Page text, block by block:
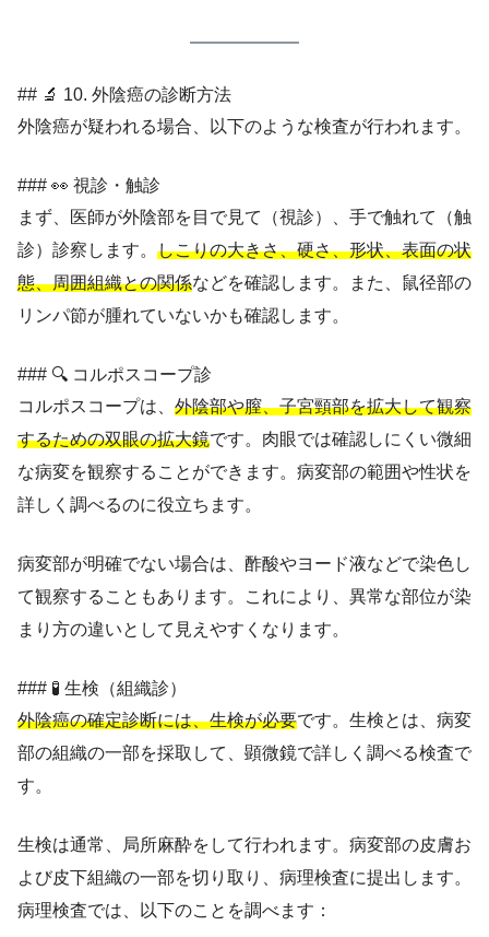
## 🔬 10. 外陰癌の診断方法
外陰癌が疑われる場合、以下のような検査が行われます。
### 👀 視診・触診
まず、医師が外陰部を目で見て（視診）、手で触れて（触
診）診察します。 しこりの大きさ、硬さ、形状、表面の状
態、周囲組織との関係などを確認します。また、鼠径部の
リンパ節が腫れていないかも確認します。
### 🔍 コルポスコープ診
コルポスコープは、 外陰部や膣、子宮頸部を拡大して観察
するための双眼の拡大鏡です。肉眼では確認しにくい微細
な病変を観察することができます。病変部の範囲や性状を
詳しく調べるのに役立ちます。
病変部が明確でない場合は、酢酸やヨード液などで染色し
て観察することもあります。これにより、異常な部位が染
まり方の違いとして見えやすくなります。
### 🧪 生検（組織診）
外陰癌の確定診断には、生検が必要です。生検とは、病変
部の組織の一部を採取して、顕微鏡で詳しく調べる検査で
す。
生検は通常、局所麻酔をして行われます。病変部の皮膚お
よび皮下組織の一部を切り取り、病理検査に提出します。
病理検査では、以下のことを調べます：